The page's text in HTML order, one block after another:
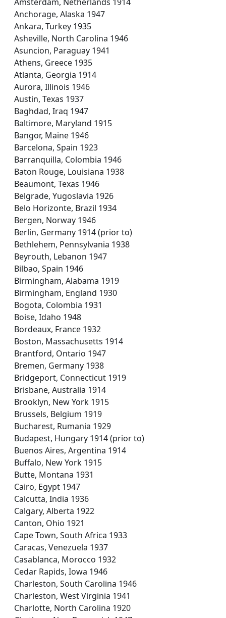
Anchorage, Alaska 1947
Ankara, Turkey 1935
Asheville, North Carolina 1946
Asuncion, Paraguay 1941
Athens, Greece 1935
Atlanta, Georgia 1914
Aurora, Illinois 1946
Austin, Texas 1937
Baghdad, Iraq 1947
Baltimore, Maryland 1915
Bangor, Maine 1946
Barcelona, Spain 1923
Barranquilla, Colombia 1946
Baton Rouge, Louisiana 1938
Beaumont, Texas 1946
Belgrade, Yugoslavia 1926
Belo Horizonte, Brazil 1934
Bergen, Norway 1946
Berlin, Germany 1914 (prior to)
Bethlehem, Pennsylvania 1938
Beyrouth, Lebanon 1947
Bilbao, Spain 1946
Birmingham, Alabama 1919
Birmingham, England 1930
Bogota, Colombia 1931
Boise, Idaho 1948
Bordeaux, France 1932
Boston, Massachusetts 1914
Brantford, Ontario 1947
Bremen, Germany 1938
Bridgeport, Connecticut 1919
Brisbane, Australia 1914
Brooklyn, New York 1915
Brussels, Belgium 1919
Bucharest, Rumania 1929
Budapest, Hungary 1914 (prior to)
Buenos Aires, Argentina 1914
Buffalo, New York 1915
Butte, Montana 1931
Cairo, Egypt 1947
Calcutta, India 1936
Calgary, Alberta 1922
Canton, Ohio 1921
Cape Town, South Africa 1933
Caracas, Venezuela 1937
Casablanca, Morocco 1932
Cedar Rapids, Iowa 1946
Charleston, South Carolina 1946
Charleston, West Virginia 1941
Charlotte, North Carolina 1920